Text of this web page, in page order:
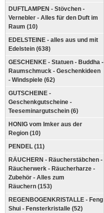
DUFTLAMPEN - Stövchen -
Vernebler - Alles für den Duft im
Raum (10)
EDELSTEINE - alles aus und mit
Edelstein (638)
GESCHENKE - Statuen - Buddha -
Raumschmuck - Geschenkideen
- Windspiele (62)
GUTSCHEINE -
Geschenkgutscheine -
Teeseminargutschein (6)
HONIG vom Imker aus der
Region (10)
PENDEL (11)
RÄUCHERN - Räucherstäbchen -
Räucherwerk - Räucherharze -
Zubehör - Alles zum
Räuchern (153)
REGENBOGENKRISTALLE - Feng
Shui - Fensterkristalle (52)